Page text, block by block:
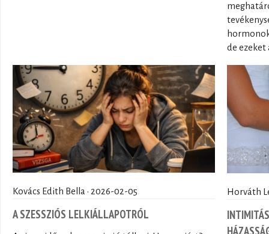
de ezeket
Kovács Edith Bella · 2026-02-05
A SZESSZIÓS LELKIÁLLAPOTRÓL
Horváth